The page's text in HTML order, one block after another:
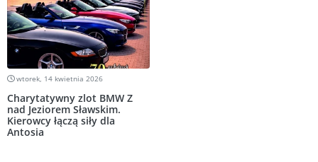
wtorek, 14 kwietnia 2026
Charytatywny zlot BMW Z
nad Jeziorem Sławskim.
Kierowcy łączą siły dla
Antosia